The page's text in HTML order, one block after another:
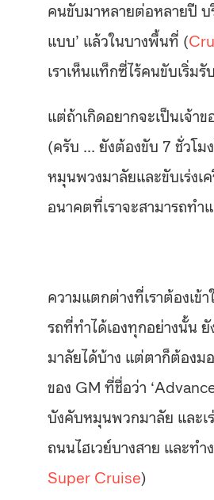
คนขับมาหลายต่อหลายปี
แบบ’ แล้วในบางพื้นที่ (
เราเห็นแท็กซี่ไร้คนขับเริ่ม
แต่ถ้าเกิดอยากจะเป็นเจ้า
(ครับ … ยังต้องขับ 7 ชั่วโม
หมุนพวงมาลัยและขับเร่งเ
อนาคตที่เราจะสามารถทำ
ความแตกต่างที่เราต้องเข้
รถที่ทำได้เองทุกอย่างนั้น
มาลัยได้บ้าง แต่ตาก็ต้องม
ของ GM ที่ชื่อว่า
บังคับหมุนพวกมาลัย และเ
ถนนไฮเวย์บางสาย และท
Super Cruise)